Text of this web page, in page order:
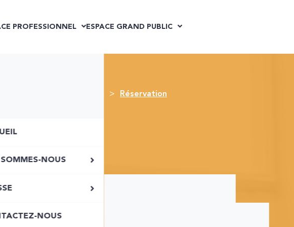
PROFESSIONNEL ESPACE GRAND PUBLIC
NOUS
NOUS
#Numérique #Emploi Réservation